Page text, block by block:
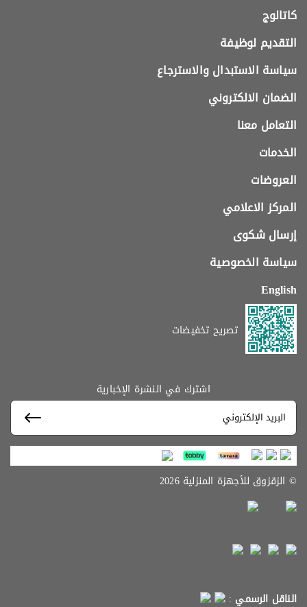
كاتالوج
التقديم لوظيفة
سياسة الاستبدال والاسترجاع
الضمان الالكتروني
التعامل معنا
الخدمات
العروضات
المركز الاعلامي
إرسال شكوى
سياسة الخصوصية
English
تصريح تخفيضات
اشترك في النشرة الإخبارية
© الزقزوق للأجهزة المنزلية 2026
الناقل الرسمي: